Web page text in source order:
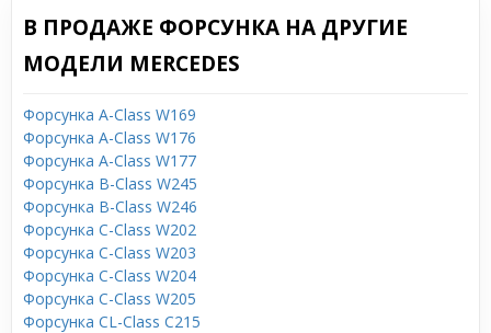
В ПРОДАЖЕ ФОРСУНКА НА ДРУГИЕ
МОДЕЛИ MERCEDES
Форсунка A-Class W169
Форсунка A-Class W176
Форсунка A-Class W177
Форсунка B-Class W245
Форсунка B-Class W246
Форсунка C-Class W202
Форсунка C-Class W203
Форсунка C-Class W204
Форсунка C-Class W205
Форсунка CL-Class C215